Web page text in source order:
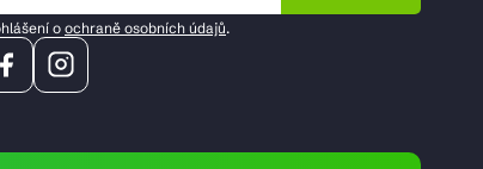
o ochraně osobních údajů.